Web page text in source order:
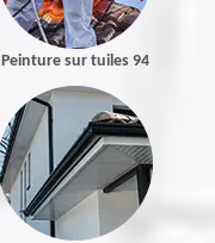
Peinture sur tuiles 94